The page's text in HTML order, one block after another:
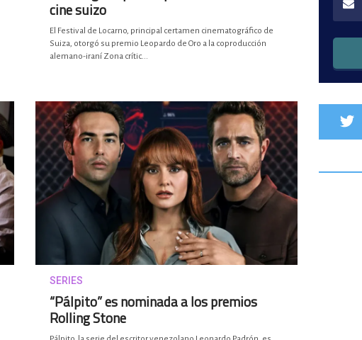
cine suizo
El Festival de Locarno, principal certamen cinematográfico de
Suiza, otorgó su premio Leopardo de Oro a la coproducción
alemano-iraní Zona crític...
SERIES
“Pálpito” es nominada a los premios
Rolling Stone